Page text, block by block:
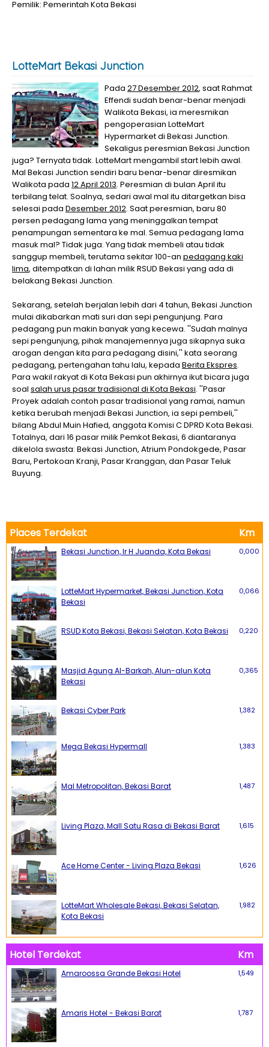
Pemilik: Pemerintah Kota Bekasi
LotteMart Bekasi Junction
Pada 27 Desember 2012, saat Rahmat
Effendi sudah benar-benar menjadi
Walikota Bekasi, ia meresmikan
pengoperasian LotteMart
Hypermarket di Bekasi Junction.
Sekaligus peresmian Bekasi Junction
juga? Ternyata tidak. LotteMart mengambil start lebih awal.
Mal Bekasi Junction sendiri baru benar-benar diresmikan
Walikota pada 12 April 2013. Peresmian di bulan April itu
terbilang telat. Soalnya, sedari awal mal itu ditargetkan bisa
selesai pada Desember 2012. Saat peresmian, baru 80
persen pedagang lama yang meninggalkan tempat
penampungan sementara ke mal. Semua pedagang lama
masuk mal? Tidak juga. Yang tidak membeli atau tidak
sanggup membeli, terutama sekitar 100-an pedagang kaki
lima, ditempatkan di lahan milik RSUD Bekasi yang ada di
belakang Bekasi Junction.
Sekarang, setelah berjalan lebih dari 4 tahun, Bekasi Junction
mulai dikabarkan mati suri dan sepi pengunjung. Para
pedagang pun makin banyak yang kecewa. ''Sudah malnya
sepi pengunjung, pihak manajemennya juga sikapnya suka
arogan dengan kita para pedagang disini,'' kata seorang
pedagang, pertengahan tahu lalu, kepada Berita Ekspres.
Para wakil rakyat di Kota Bekasi pun akhirnya ikut bicara juga
soal salah urus pasar tradisional di Kota Bekasi. ''Pasar
Proyek adalah contoh pasar tradisional yang ramai, namun
ketika berubah menjadi Bekasi Junction, ia sepi pembeli,''
bilang Abdul Muin Hafied, anggota Komisi C DPRD Kota Bekasi.
Totalnya, dari 16 pasar milik Pemkot Bekasi, 6 diantaranya
dikelola swasta: Bekasi Junction, Atrium Pondokgede, Pasar
Baru, Pertokoan Kranji, Pasar Kranggan, dan Pasar Teluk
Buyung.
Places Terdekat Km
Bekasi Junction, Ir H Juanda, Kota Bekasi 0,000
LotteMart Hypermarket, Bekasi Junction, Kota
Bekasi
0,066
RSUD Kota Bekasi, Bekasi Selatan, Kota Bekasi 0,220
Masjid Agung Al-Barkah, Alun-alun Kota
Bekasi
0,365
Bekasi Cyber Park 1,382
Mega Bekasi Hypermall 1,383
Mal Metropolitan, Bekasi Barat 1,487
Living Plaza, Mall Satu Rasa di Bekasi Barat 1,615
Ace Home Center - Living Plaza Bekasi 1,626
LotteMart Wholesale Bekasi, Bekasi Selatan,
Kota Bekasi
1,982
Hotel Terdekat Km
Amaroossa Grande Bekasi Hotel 1,549
Amaris Hotel - Bekasi Barat 1,787